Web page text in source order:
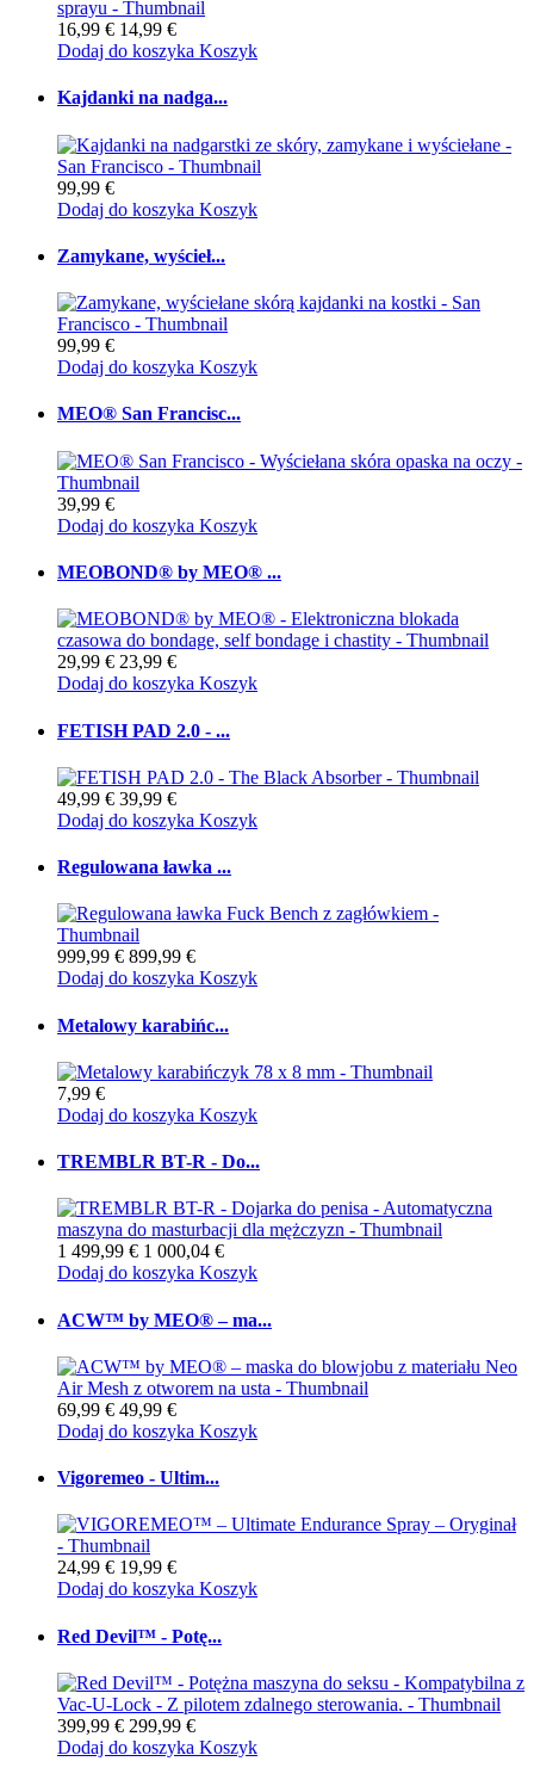
16,99 € 14,99 €
Dodaj do koszyka Koszyk
Kajdanki na nadga...
99,99 €
Dodaj do koszyka Koszyk
Zamykane, wyścieł...
99,99 €
Dodaj do koszyka Koszyk
MEO® San Francisc...
39,99 €
Dodaj do koszyka Koszyk
MEOBOND® by MEO® ...
29,99 € 23,99 €
Dodaj do koszyka Koszyk
FETISH PAD 2.0 - ...
49,99 € 39,99 €
Dodaj do koszyka Koszyk
Regulowana ławka ...
999,99 € 899,99 €
Dodaj do koszyka Koszyk
Metalowy karabińc...
7,99 €
Dodaj do koszyka Koszyk
TREMBLR BT-R - Do...
1 499,99 € 1 000,04 €
Dodaj do koszyka Koszyk
ACW™ by MEO® – ma...
69,99 € 49,99 €
Dodaj do koszyka Koszyk
Vigoremeo - Ultim...
24,99 € 19,99 €
Dodaj do koszyka Koszyk
Red Devil™ - Potę...
399,99 € 299,99 €
Dodaj do koszyka Koszyk